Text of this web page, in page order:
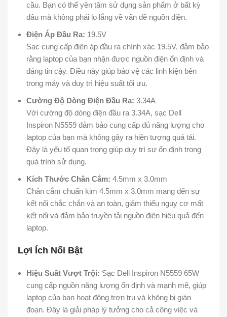
cầu. Bạn có thể yên tâm sử dụng sản phẩm ở bất kỳ
đâu mà không phải lo lắng về vấn đề nguồn điện.
Điện Áp Đầu Ra: 19.5V
Sạc cung cấp điện áp đầu ra chính xác 19.5V, đảm bảo
rằng laptop của bạn nhận được nguồn điện ổn định và
đáng tin cậy. Điều này giúp bảo vệ các linh kiện bên
trong máy và duy trì hiệu suất tối ưu.
Cường Độ Dòng Điện Đầu Ra: 3.34A
Với cường độ dòng điện đầu ra 3.34A, sạc Dell
Inspiron N5559 đảm bảo cung cấp đủ năng lượng cho
laptop của bạn mà không gây ra hiện tượng quá tải.
Đây là yếu tố quan trọng giúp duy trì sự ổn định trong
quá trình sử dụng.
Kích Thước Chân Cắm: 4.5mm x 3.0mm
Chân cắm chuẩn kim 4.5mm x 3.0mm mang đến sự
kết nối chắc chắn và an toàn, giảm thiểu nguy cơ mất
kết nối và đảm bảo truyền tải nguồn điện hiệu quả đến
laptop.
Lợi Ích Nổi Bật
Hiệu Suất Vượt Trội: Sạc Dell Inspiron N5559 65W
cung cấp nguồn năng lượng ổn định và mạnh mẽ, giúp
laptop của bạn hoạt động trơn tru và không bị gián
đoạn. Đây là giải pháp lý tưởng cho cả công việc và